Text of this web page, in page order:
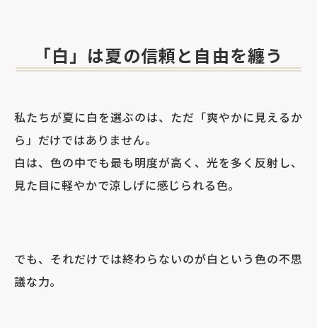
「白」は夏の信頼と自由を纏う
私たちが夏に白を選ぶのは、ただ「爽やかに見えるか
ら」だけではありません。
白は、色の中でも最も明度が高く、光を多く反射し、
見た目に軽やかで涼しげに感じられる色。
でも、それだけでは終わらないのが白という色の不思
議な力。